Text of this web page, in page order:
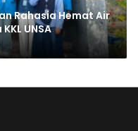
Rahasia Hemat Air
UNSA